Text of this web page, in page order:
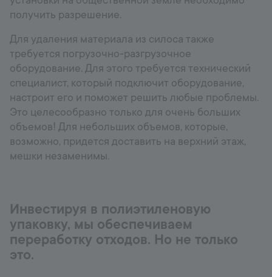
получить разрешение.
Для удаления материала из силоса также
требуется погрузочно-разгрузочное
оборудование. Для этого требуется технический
специалист, который подключит оборудование,
настроит его и поможет решить любые проблемы.
Это целесообразно только для очень больших
объемов! Для небольших объемов, которые,
возможно, придется доставить на верхний этаж,
мешки незаменимы.
Инвестируя в полиэтиленовую
упаковку, мы обеспечиваем
переработку отходов. Но не только
это.